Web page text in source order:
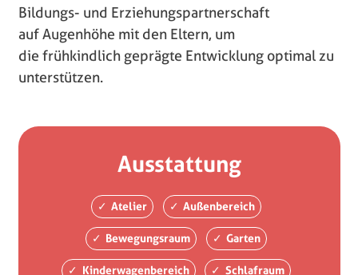
Bildungs- und Erziehungspartnerschaft
auf Augenhöhe mit den Eltern, um
die frühkindlich geprägte Entwicklung optimal zu
unterstützen.
Ausstattung
Atelier Außenbereich
Bewegungsraum Garten
Kinderwagenbereich Schlafraum